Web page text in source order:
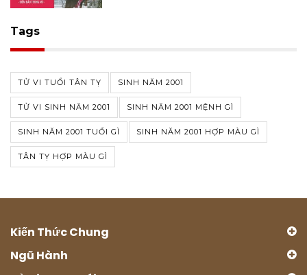
Tags
TỬ VI TUỔI TÂN TỴ SINH NĂM 2001
TỬ VI SINH NĂM 2001 SINH NĂM 2001 MỆNH GÌ
SINH NĂM 2001 TUỔI GÌ SINH NĂM 2001 HỢP MÀU GÌ
TÂN TỴ HỢP MÀU GÌ
Kiến Thức Chung
Ngũ Hành